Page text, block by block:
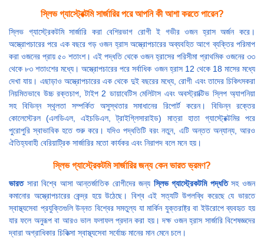
স্লিভ গ্যাস্ট্রেক্টমি সার্জারির পরে আপনি কী আশা করতে পারেন?
স্লিভ গ্যাস্ট্রেকটমি সার্জারি করা বেশিরভাগ রোগী ই গভীর ওজন হ্রাস অর্জন করে।
অস্ত্রোপচারের পরে এক বছরে গড় ওজন হ্রাস অস্ত্রোপচারের অব্যবহিত আগে ব্যক্তির পরিমাপ
করা ওজনের প্রায় ৫০ শতাংশ। এই পদ্ধতি থেকে ওজন হ্রাসের পরিসীমা প্রাথমিক ওজনের ৩৩
থেকে ৮৩ শতাংশের মধ্যে। অস্ত্রোপচারের পরে সর্বাধিক ওজন হ্রাস 12 থেকে 18 মাসের মধ্যে
দেখা যায়। এছাড়াও অস্ত্রোপচারের এক থেকে দুই বছরের মধ্যে, রোগী এবং তাদের চিকিৎসকরা
নিয়মিতভাবে উচ্চ রক্তচাপ, টাইপ 2 ডায়াবেটিস মেলিটাস এবং অবস্ট্রাক্টিভ স্লিপ অ্যাপনিয়া
সহ বিভিন্ন স্থূলতা সম্পর্কিত অসুস্থতার সমাধানের রিপোর্ট করেন। বিভিন্ন রক্তের
কোলেস্টেরল (এলডিএল, এইচডিএল, ট্রাইগ্লিসারাইড) মাত্রা হাতা গ্যাস্ট্রেক্টমির পরে
পুরোপুরি স্বাভাবিক হতে শুরু করে। যদিও পদ্ধতিটি বরং নতুন, এটি অন্তত অন্যান্য, আরও
ঐতিহ্যবাহী বেরিয়াট্রিক সার্জারির মতো কার্যকর এবং নিরাপদ বলে মনে হয়।
স্লিভ গ্যাস্ট্রেকটমি সার্জারির জন্য কেন ভারত ভ্রমণ?
ভারতসারা বিশ্বে আসা আন্তর্জাতিক রোগীদের জন্য স্লিভ গ্যাস্ট্রেকটমি পদ্ধতিসহ ওজন
কমানোর অস্ত্রোপচারের কেন্দ্র হয়ে উঠেছে। বিশ্ব এই সত্যটি উপলব্ধি করেছে যে ভারতে
স্বাস্থ্যসেবা প্রযুক্তিগুলি উন্নত বিশ্বের সমতুল্য যা মার্কিন যুক্তরাষ্ট্র বা ইউরোপে ব্যবহৃত হয়
যার ফলে অনুরূপ বা আরও ভাল ফলাফল প্রদান করা হয়। দক্ষ ওজন হ্রাস সার্জারি বিশেষজ্ঞদের
দ্বারা অগ্রাধিকার চিকিত্সা স্বাস্থ্যসেবা সর্বোচ্চ মানের মান মেনে চলে।